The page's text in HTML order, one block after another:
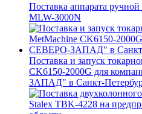
Поставка аппарата
MLW-3000N
Поставка и запуск
CK6150-2000G для
ЗАПАД" в Санкт-